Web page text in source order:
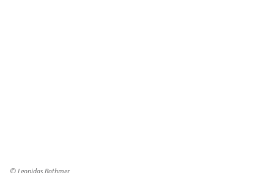
© Leonidas Bothmer